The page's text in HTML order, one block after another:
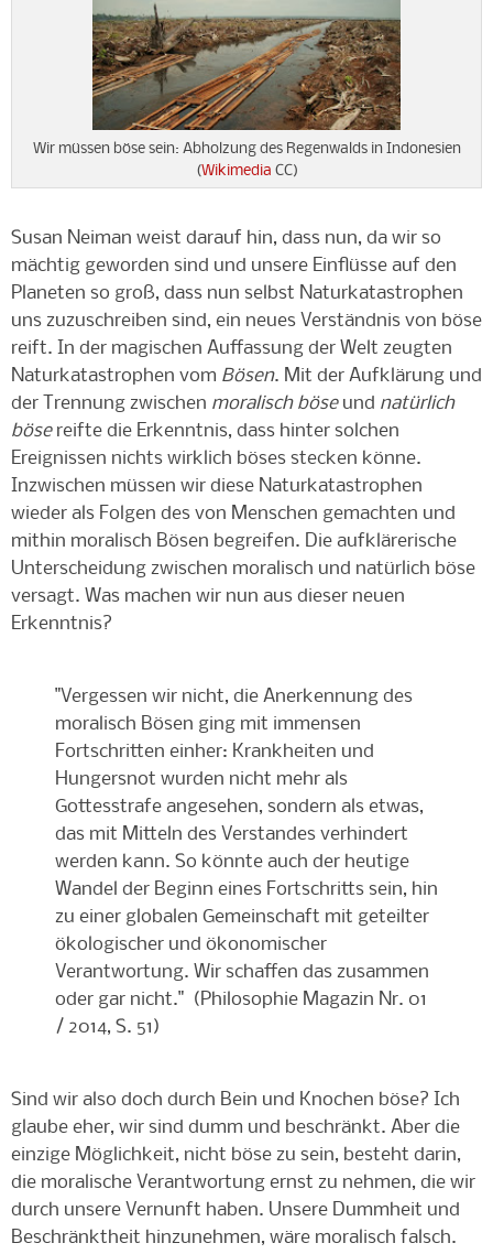
Wir müssen böse sein: Abholzung des Regenwalds in Indonesien
(Wikimedia CC)
Susan Neiman weist darauf hin, dass nun, da wir so
mächtig geworden sind und unsere Einflüsse auf den
Planeten so groß, dass nun selbst Naturkatastrophen
uns zuzuschreiben sind, ein neues Verständnis von böse
reift. In der magischen Auffassung der Welt zeugten
Naturkatastrophen vom Bösen. Mit der Aufklärung und
der Trennung zwischen moralisch böseund natürlich
bösereifte die Erkenntnis, dass hinter solchen
Ereignissen nichts wirklich böses stecken könne.
Inzwischen müssen wir diese Naturkatastrophen
wieder als Folgen des von Menschen gemachten und
mithin moralisch Bösen begreifen. Die aufklärerische
Unterscheidung zwischen moralisch und natürlich böse
versagt. Was machen wir nun aus dieser neuen
Erkenntnis?
"Vergessen wir nicht, die Anerkennung des
moralisch Bösen ging mit immensen
Fortschritten einher: Krankheiten und
Hungersnot wurden nicht mehr als
Gottesstrafe angesehen, sondern als etwas,
das mit Mitteln des Verstandes verhindert
werden kann. So könnte auch der heutige
Wandel der Beginn eines Fortschritts sein, hin
zu einer globalen Gemeinschaft mit geteilter
ökologischer und ökonomischer
Verantwortung. Wir schaffen das zusammen
oder gar nicht." (Philosophie Magazin Nr. 01
/ 2014, S. 51)
Sind wir also doch durch Bein und Knochen böse? Ich
glaube eher, wir sind dumm und beschränkt. Aber die
einzige Möglichkeit, nicht böse zu sein, besteht darin,
die moralische Verantwortung ernst zu nehmen, die wir
durch unsere Vernunft haben. Unsere Dummheit und
Beschränktheit hinzunehmen, wäre moralisch falsch.